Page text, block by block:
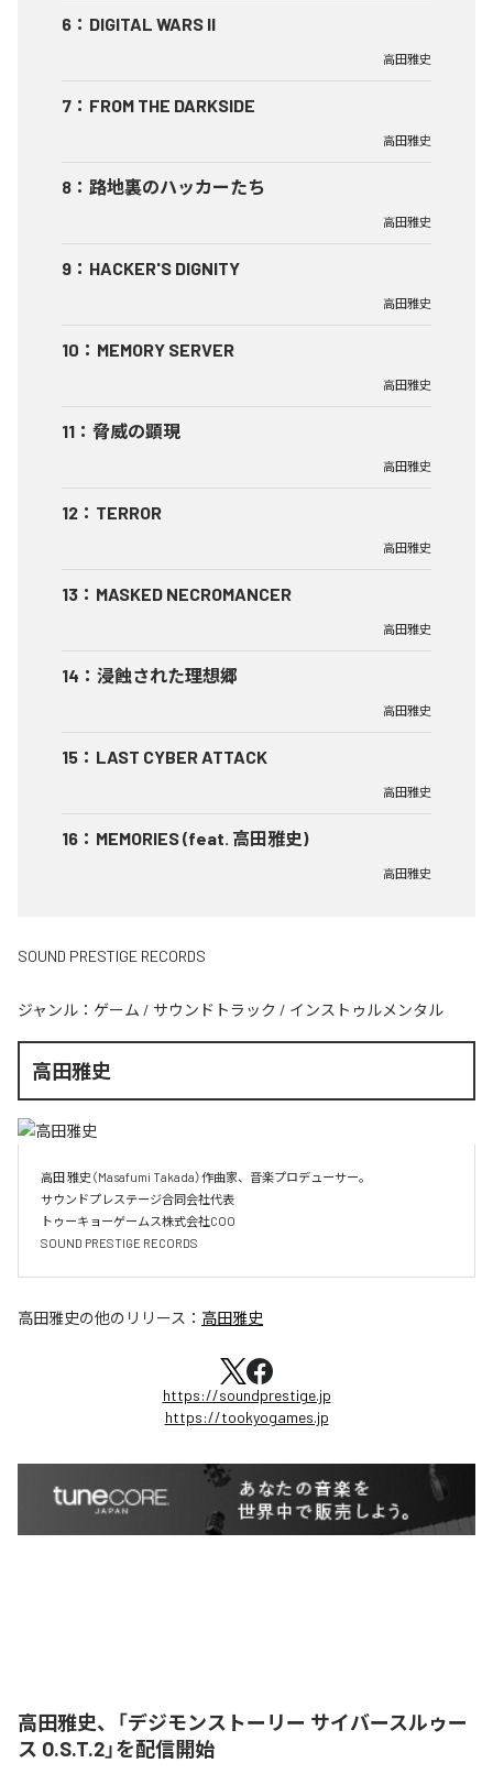
6 ： DIGITAL WARS II
高田雅史
7 ： FROM THE DARKSIDE
高田雅史
8 ： 路地裏のハッカーたち
高田雅史
9 ： HACKER'S DIGNITY
高田雅史
10 ： MEMORY SERVER
高田雅史
11 ： 脅威の顕現
高田雅史
12 ： TERROR
高田雅史
13 ： MASKED NECROMANCER
高田雅史
14 ： 浸蝕された理想郷
高田雅史
15 ： LAST CYBER ATTACK
高田雅史
16 ： MEMORIES (feat. 高田雅史)
高田雅史
SOUND PRESTIGE RECORDS
ジャンル： ゲーム / サウンドトラック / インストゥルメンタル
高田雅史
高田 雅史（Masafumi Takada）作曲家、音楽プロデューサー。
サウンドプレステージ合同会社代表
トゥーキョーゲームス株式会社COO
SOUND PRESTIGE RECORDS
高田雅史の他のリリース： 高田雅史
https://soundprestige.jp
https://tookyogames.jp
高田雅史、「デジモンストーリー サイバースルゥー
ス O.S.T.2」を配信開始